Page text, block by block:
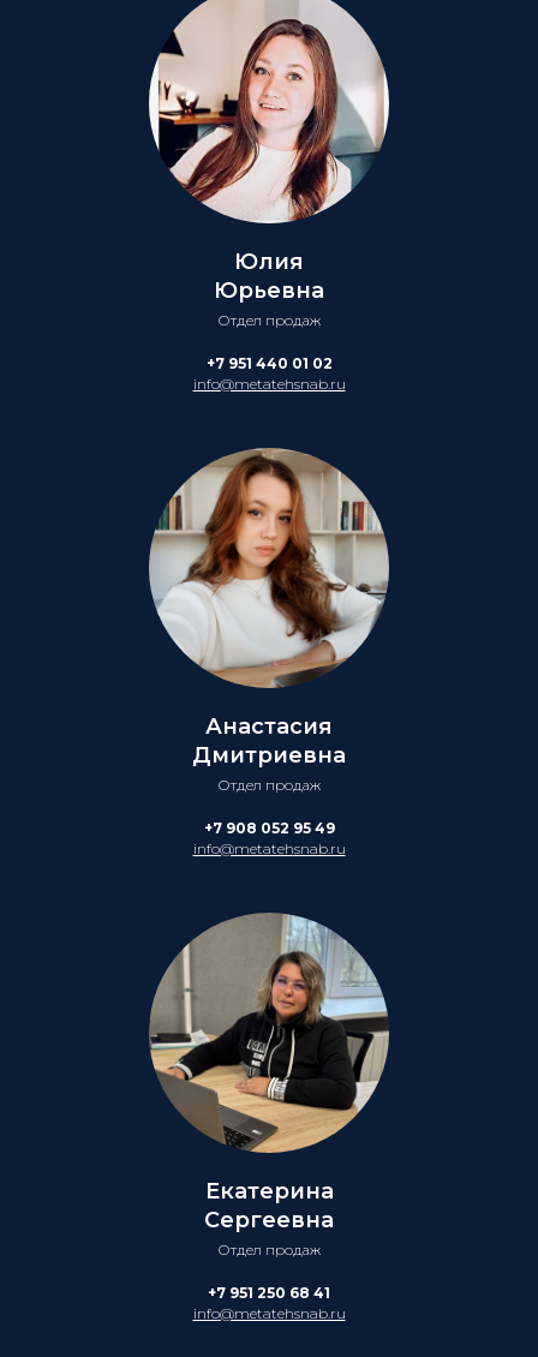
Юлия
Юрьевна
Отдел продаж
+7 951 440 01 02
info@metatehsnab.ru
Анастасия
Дмитриевна
Отдел продаж
+7 908 052 95 49
info@metatehsnab.ru
Екатерина
Сергеевна
Отдел продаж
+7 951 250 68 41
info@metatehsnab.ru